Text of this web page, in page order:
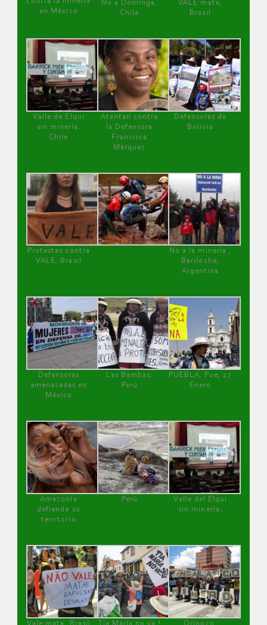
en México
No a Dominga,
Chile
VALE mata,
Brasil
Valle de Elqui
sin minería.
Chile
Atentan contra
la Defensora
Francisca
Márquez
Defensoras de
Bolivia
Protestas contra
VALE, Brasil
No a la minería ,
Bariloche,
Argentina
Defensoras
amenazadas en
México
Las Bambas,
Perú
PUEBLA, Pue, 27
Enero
Amazonía
defiende su
territorio
Perú
Valle del Elqui
sin minería.
Vale mata, Brasil Tía María no va ! Orinoco,